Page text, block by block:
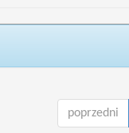
poprzedni